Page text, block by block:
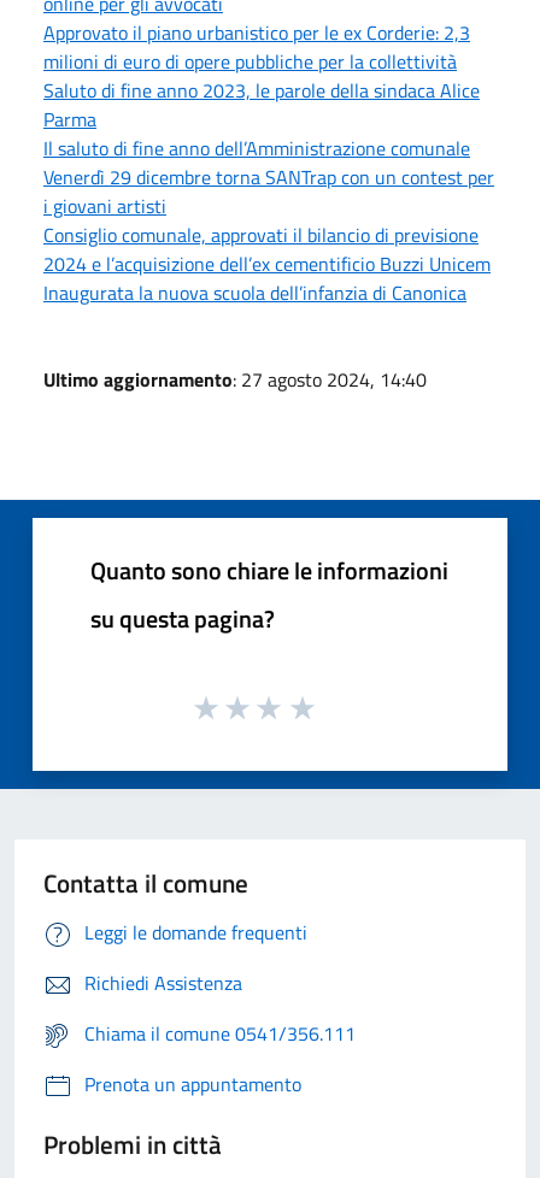
Approvato il piano urbanistico per le ex Corderie: 2,3
milioni di euro di opere pubbliche per la collettività
Saluto di fine anno 2023, le parole della sindaca Alice
Parma
Il saluto di fine anno dell’Amministrazione comunale
Venerdì 29 dicembre torna SANTrap con un contest per
i giovani artisti
Consiglio comunale, approvati il bilancio di previsione
2024 e l’acquisizione dell’ex cementificio Buzzi Unicem
Inaugurata la nuova scuola dell’infanzia di Canonica
Ultimo aggiornamento: 27 agosto 2024, 14:40
Quanto sono chiare le informazioni
su questa pagina?
Contatta il comune
Leggi le domande frequenti
Richiedi Assistenza
Chiama il comune 0541/356.111
Prenota un appuntamento
Problemi in città